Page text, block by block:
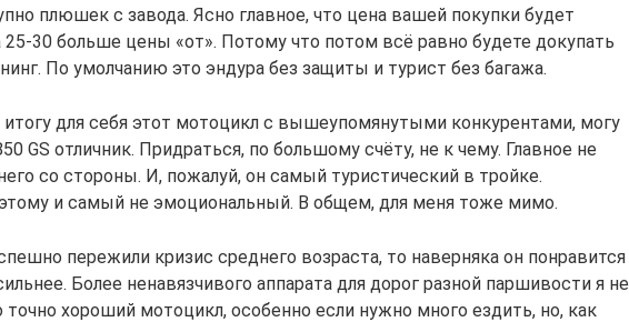
плюшек с завода. Ясно главное, что цена вашей покупки будет
25-30 больше цены «от». Потому что потом всё равно будете докупать
По умолчанию это эндура без защиты и турист без багажа.
итогу для себя этот мотоцикл с вышеупомянутыми конкурентами, могу
GS отличник. Придраться, по большому счёту, не к чему. Главное не
со стороны. И, пожалуй, он самый туристический в тройке.
и самый не эмоциональный. В общем, для меня тоже мимо.
пережили кризис среднего возраста, то наверняка он понравится
Более ненавязчивого аппарата для дорог разной паршивости я не
точно хороший мотоцикл, особенно если нужно много ездить, но, как